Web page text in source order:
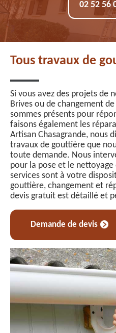
02 52 56
Tous travaux de
Si vous avez des projets de
Brives ou de changement
sommes présents pour
faisons également les
Artisan Chasagrande, nous
travaux de gouttière que
toute demande. Nous
pour la pose et le
services sont à votre
gouttière, changement et
devis gratuit est détaillé et
Demande de devis